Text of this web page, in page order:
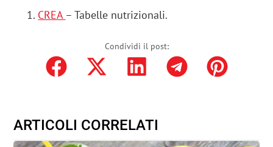
CREA – Tabelle nutrizionali.
Condividi il post:
ARTICOLI CORRELATI